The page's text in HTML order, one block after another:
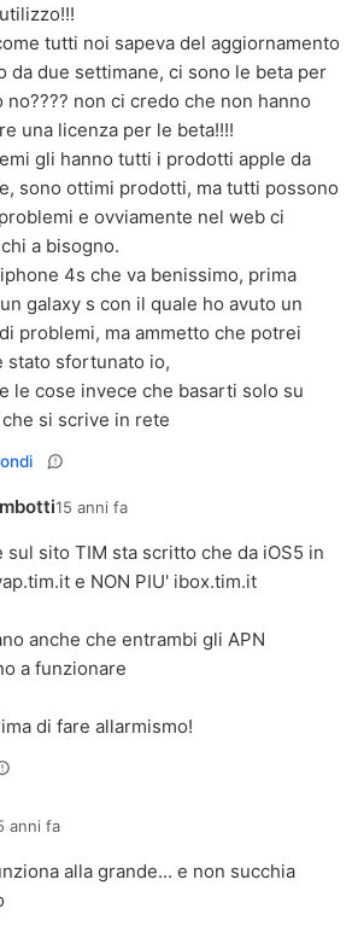
tutti noi sapeva del aggiornamento
da due settimane, ci sono le beta per
no???? non ci credo che non hanno
una licenza per le beta!!!!
gli hanno tutti i prodotti apple da
sono ottimi prodotti, ma tutti possono
e ovviamente nel web ci
a bisogno.
4s che va benissimo, prima
galaxy s con il quale ho avuto un
problemi, ma ammetto che potrei
stato sfortunato io,
le cose invece che basarti solo su
si scrive in rete
15 anni fa
sul sito TIM sta scritto che da iOS5 in
e NON PIU' ibox.tim.it
anche che entrambi gli APN
a funzionare
di fare allarmismo!
anni fa
alla grande... e non succhia